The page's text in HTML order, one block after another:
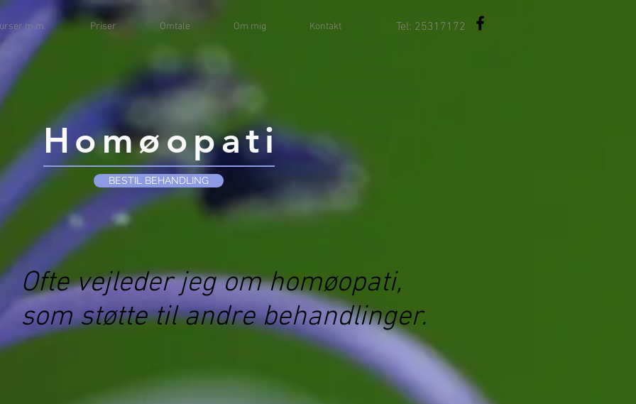
m.m. Priser Omtale Om mig Kontakt Tel: 25317172
Homøopati
Ofte vejleder jeg om homøopati,
som støtte til andre behandlinger.
BESTIL BEHANDLING